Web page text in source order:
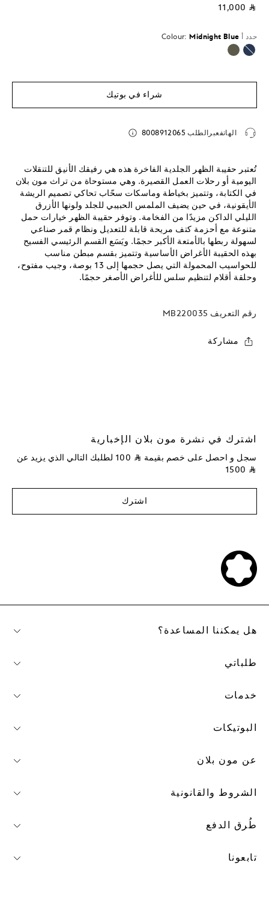
⃁ 11,000
حدد أ Colour: Midnight Blue
محدد
شراء في بوتيك
الهاتفعبرالطلب 8008912065
تُعتبر حقيبة الظهر الجلدية الفاخرة هذه هي رفيقك الأنيق للتنقلات
اليومية أو رحلات العمل القصيرة. وهي مستوحاة من تراث مون بلان
في الكتابة، وتتميز بخياطة وماسكات سحّاب تحاكي تصميم الريشة
الأيقونية، في حين يضيف الملمس الحبيبي للجلد ولونها الأزرق
الليلي الداكن مزيدًا من الفخامة. وتوفر حقيبة الظهر خيارات حمل
متنوعة مع أحزمة كتف مريحة قابلة للتعديل ونظام قمر صناعي
لسهولة ربطها بالأمتعة الأكبر حجمًا. ويَسَع القسم الرئيسي الفسيح
بهذه الحقيبة الأغراض الأساسية وتتميز بقسم مبطن مناسب
للحواسيب المحمولة التي يصل حجمها إلى 13 بوصة، وجيب مفتوح،
وحلقة أقلام لتنظيم سلس للأغراض الأصغر حجمًا.
رقم التعريف MB220035
مشاركة
اشترك في نشرة مون بلان الإخبارية
سجل و احصل على خصم بقيمة ⃁
لطلبك التالي الذي يزيد عن
⃁
اشترك
طُرق الدفع
تابعونا
هل يمكننا المساعدة؟
طلباتي
خدمات
البوتيكات
عن مون بلان
الشروط والقانونية